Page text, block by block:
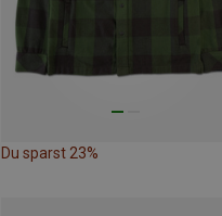
Du sparst 23%